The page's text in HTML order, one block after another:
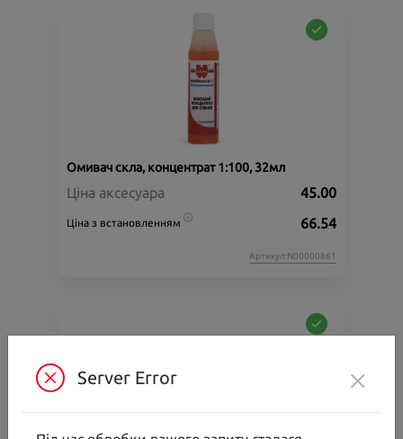
Омивач скла, концентрат 1:100, 32мл
Ціна аксесуара 45.00
Ціна з встановленням 66.54
Артикул:N00000861
Server Error ×